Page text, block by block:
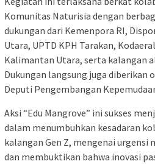
Komunitas Naturisia dengan
dukungan dari Kemenpora RI,
Utara, UPTD KPH Tarakan,
Kalimantan Utara, serta kalangan
Dukungan langsung juga diberikan
Deputi Pengembangan
Aksi “Edu Mangrove” ini sukses
dalam menumbuhkan kesadaran
kalangan Gen Z, mengenai urgensi
dan membuktikan bahwa inovasi